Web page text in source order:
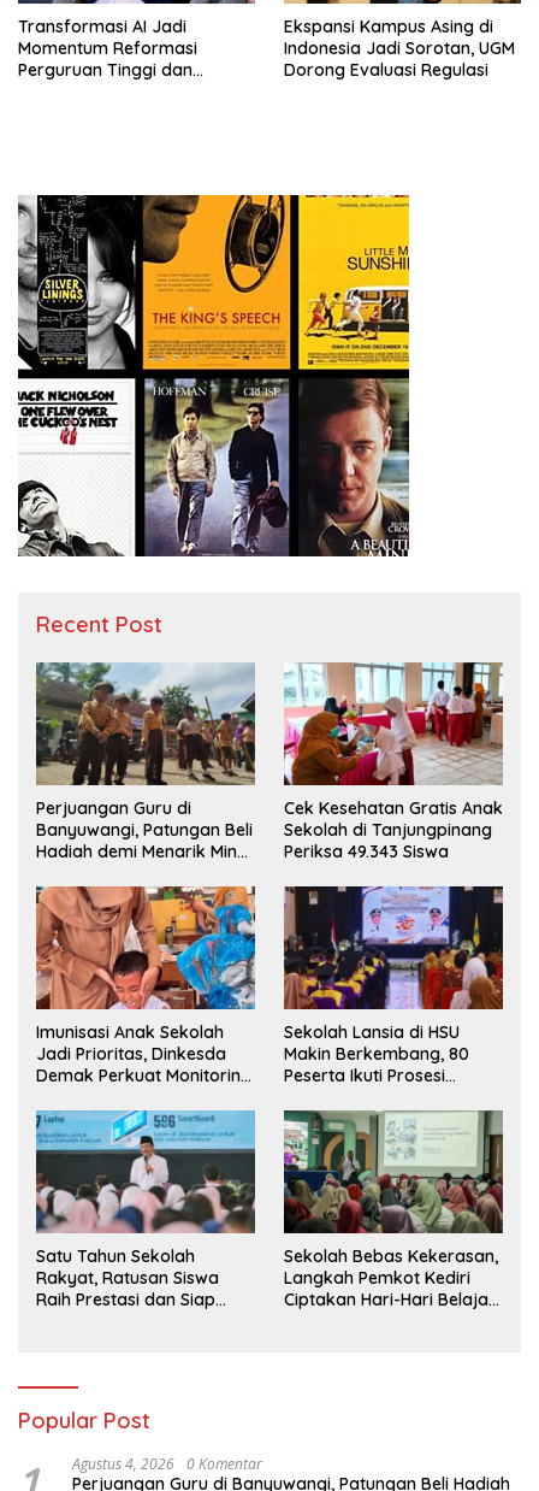
Transformasi AI Jadi
Momentum Reformasi
Perguruan Tinggi dan
Ekspansi Kampus Asing di
Indonesia Jadi Sorotan, UGM
Dorong Evaluasi Regulasi
Recent Post
Perjuangan Guru di
Banyuwangi, Patungan Beli
Hadiah demi Menarik Minat
Cek Kesehatan Gratis Anak
Sekolah di Tanjungpinang
Periksa 49.343 Siswa
Imunisasi Anak Sekolah
Jadi Prioritas, Dinkesda
Demak Perkuat Monitoring
Sekolah Lansia di HSU
Makin Berkembang, 80
Peserta Ikuti Prosesi
Satu Tahun Sekolah
Rakyat, Ratusan Siswa
Raih Prestasi dan Siap
Sekolah Bebas Kekerasan,
Langkah Pemkot Kediri
Ciptakan Hari-Hari Belajar
Popular Post
Agustus 4, 2026 0 Komentar
Perjuangan Guru di Banyuwangi, Patungan Beli Hadiah